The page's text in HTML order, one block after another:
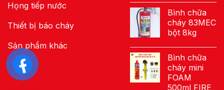
Họng tiếp nước
Thiết bị báo cháy
Sản phẩm khác
Bình chữa
cháy 83MEC
bột 8kg
Bình chữa
cháy mini
FOAM
500ml FIRE